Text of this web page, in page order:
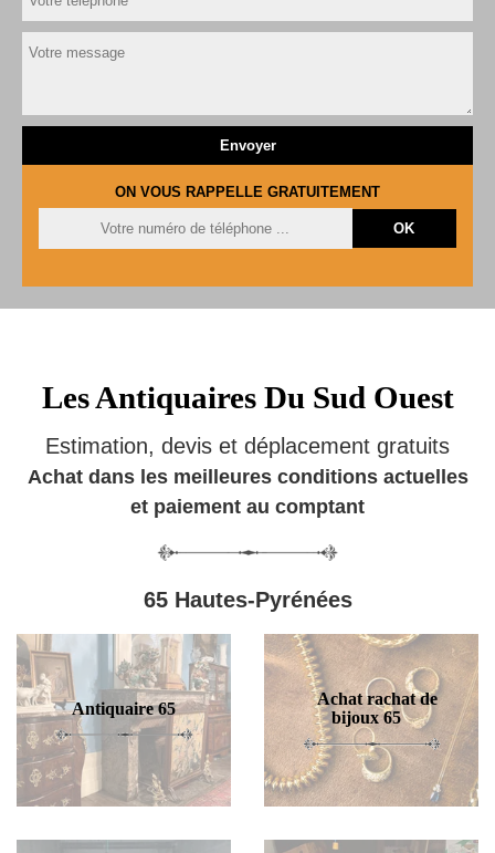
ON VOUS RAPPELLE GRATUITEMENT
Les Antiquaires Du Sud Ouest
Estimation, devis et déplacement gratuits
Achat dans les meilleures conditions actuelles
et paiement au comptant
65 Hautes-Pyrénées
Antiquaire 65
Achat rachat de
bijoux 65